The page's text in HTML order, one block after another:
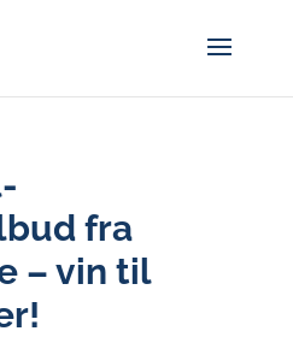
fra
– vin til